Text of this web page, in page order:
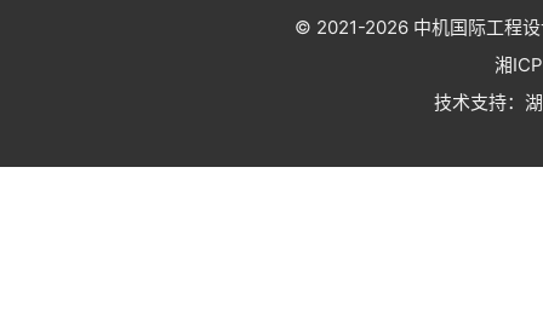
© 2021-2026 中机国际工程
湘
技术支持：